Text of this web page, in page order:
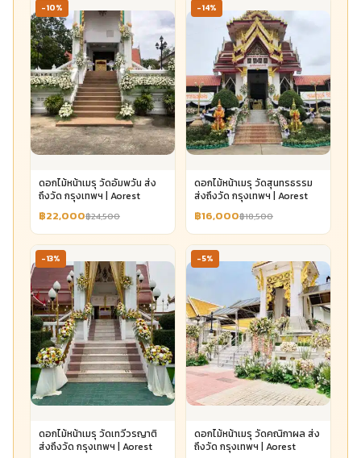
-10%
ดอกไม้หน้าเมรุ วัดอัมพวัน ส่ง
ถึงวัด กรุงเทพฯ | Aorest
฿22,000฿24,500
-14%
ดอกไม้หน้าเมรุ วัดสุนทรธรรม
ส่งถึงวัด กรุงเทพฯ | Aorest
฿16,000฿18,500
-13%
ดอกไม้หน้าเมรุ วัดเทวีวรญาติ
ส่งถึงวัด กรุงเทพฯ | Aorest
-5%
ดอกไม้หน้าเมรุ วัดคณิกาผล ส่ง
ถึงวัด กรุงเทพฯ | Aorest